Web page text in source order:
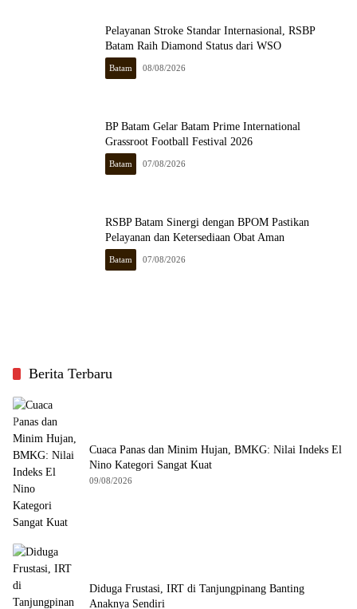
Pelayanan Stroke Standar Internasional, RSBP
Batam Raih Diamond Status dari WSO
Batam 08/08/2026
BP Batam Gelar Batam Prime International
Grassroot Football Festival 2026
Batam 07/08/2026
RSBP Batam Sinergi dengan BPOM Pastikan
Pelayanan dan Ketersediaan Obat Aman
Batam 07/08/2026
Berita Terbaru
Cuaca Panas dan Minim Hujan, BMKG: Nilai Indeks El
Nino Kategori Sangat Kuat
09/08/2026
Diduga Frustasi, IRT di Tanjungpinang Banting
Anaknya Sendiri